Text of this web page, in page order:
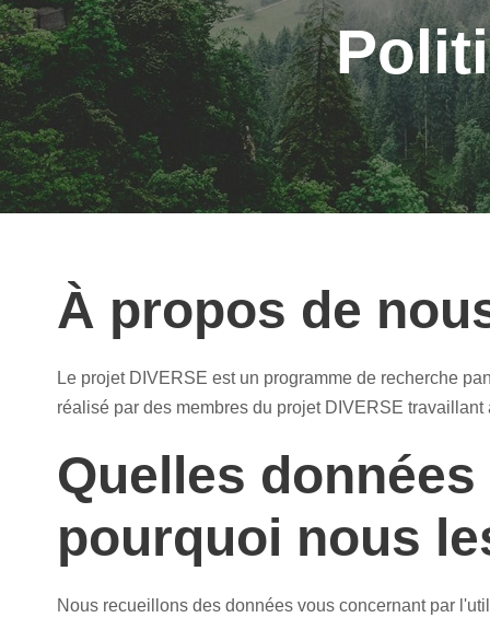
À propos de
Le projet DIVERSE est un programme de recherche
réalisé par des membres du projet DIVERSE
Quelles
pourquoi nous
Nous recueillons des données vous concernant par